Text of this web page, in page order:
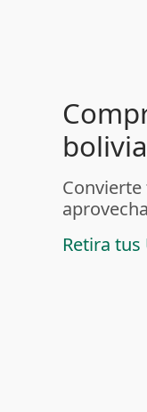
Convierte
Retira tus